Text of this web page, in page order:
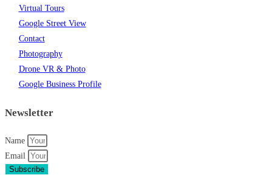
Virtual Tours
Google Street View
Contact
Photography
Drone VR & Photo
Google Business Profile
Newsletter
Name
Email
Subscribe